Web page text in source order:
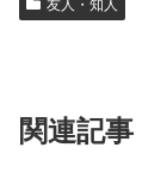
友人・知人
関連記事